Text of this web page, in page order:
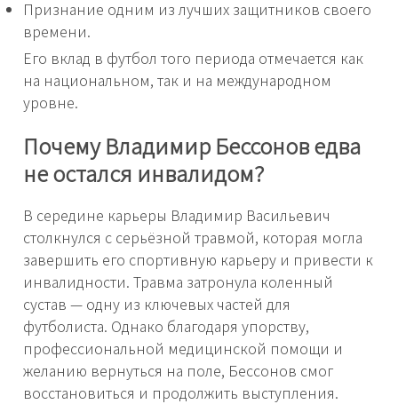
Признание одним из лучших защитников своего
времени.
Его вклад в футбол того периода отмечается как
на национальном, так и на международном
уровне.
Почему Владимир Бессонов едва
не остался инвалидом?
В середине карьеры Владимир Васильевич
столкнулся с серьёзной травмой, которая могла
завершить его спортивную карьеру и привести к
инвалидности. Травма затронула коленный
сустав — одну из ключевых частей для
футболиста. Однако благодаря упорству,
профессиональной медицинской помощи и
желанию вернуться на поле, Бессонов смог
восстановиться и продолжить выступления.